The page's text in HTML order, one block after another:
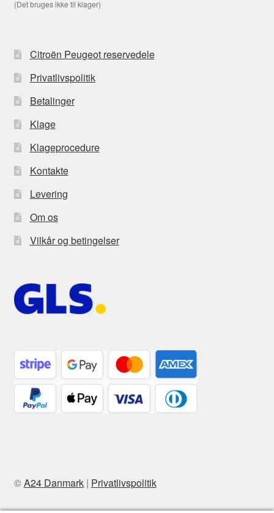
(Det bruges ikke til klager)
Citroën Peugeot reservedele
Privatlivspolitik
Betalinger
Klage
Klageprocedure
Kontakte
Levering
Om os
Vilkår og betingelser
©A24 Danmark| Privatlivspolitik